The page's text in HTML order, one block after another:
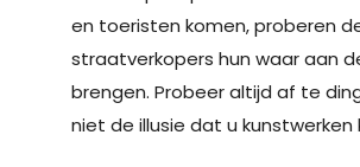
en toeristen komen, proberen
straatverkopers hun waar aan
brengen. Probeer altijd af te
niet de illusie dat u kunstwerken